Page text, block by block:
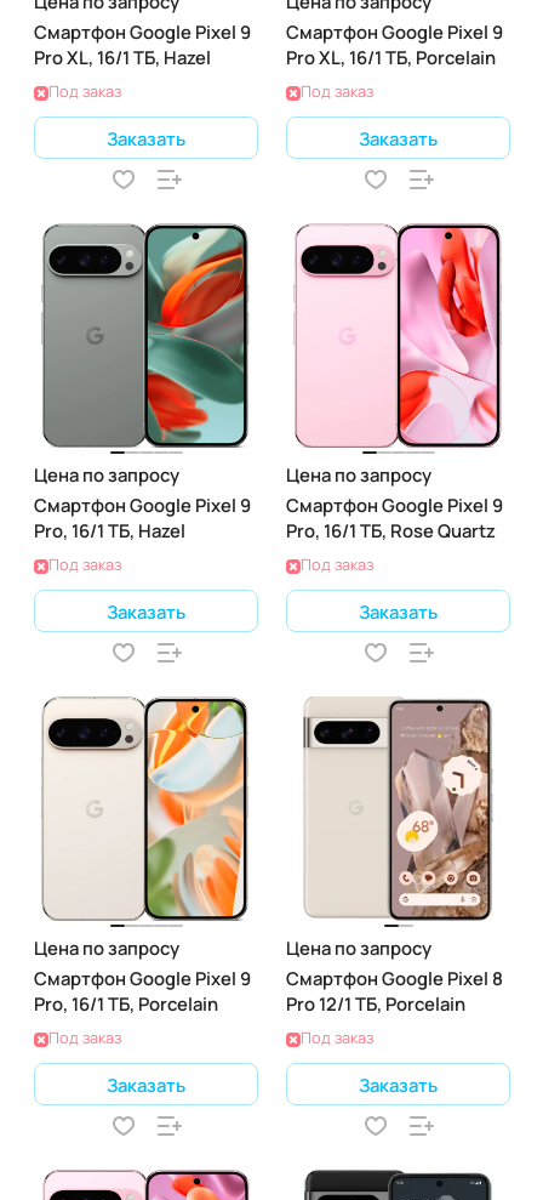
Смартфон Google Pixel 9
Pro XL, 16/1 ТБ, Hazel
Под заказ
Заказать
Смартфон Google Pixel 9
Pro XL, 16/1 ТБ, Porcelain
Под заказ
Заказать
Цена по запросу
Смартфон Google Pixel 9
Pro, 16/1 ТБ, Hazel
Под заказ
Заказать
Цена по запросу
Смартфон Google Pixel 9
Pro, 16/1 ТБ, Rose Quartz
Под заказ
Заказать
Цена по запросу
Смартфон Google Pixel 9
Pro, 16/1 ТБ, Porcelain
Под заказ
Заказать
Цена по запросу
Смартфон Google Pixel 8
Pro 12/1 ТБ, Porcelain
Под заказ
Заказать